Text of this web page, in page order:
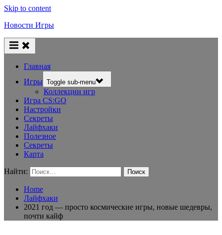
Skip to content
Новости Игры
Главная
Игры Toggle sub-menu
Коллекции игр
Игра CS:GO
Настройки
Секреты
Лайфхаки
Полезное
Секреты
Карта
Найти:
Home
Лайфхаки
2021 год — просто космические игры, новые шедевры,
почти кайф